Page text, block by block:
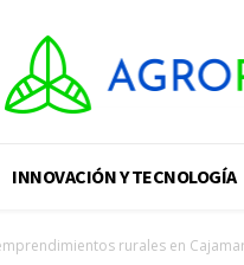
INNOVACIÓN Y TECNOLOGÍA
rurales en